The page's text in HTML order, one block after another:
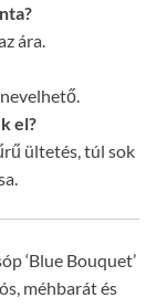
ára.
el?
ültetés, túl sok
‘Blue Bouquet’
méhbarát és